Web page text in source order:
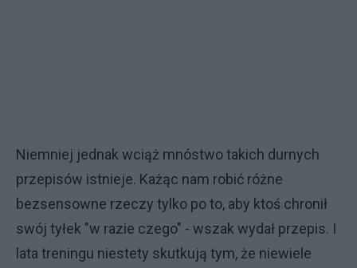
Niemniej jednak wciąż mnóstwo takich durnych
przepisów istnieje. Każąc nam robić różne
bezsensowne rzeczy tylko po to, aby ktoś chronił
swój tyłek "w razie czego" - wszak wydał przepis. I
lata treningu niestety skutkują tym, że niewiele